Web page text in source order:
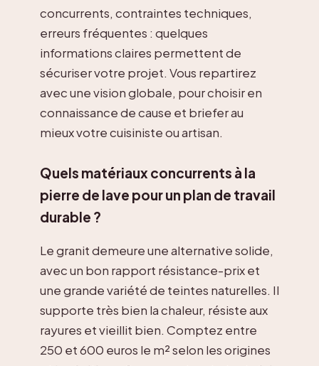
concurrents, contraintes techniques,
erreurs fréquentes : quelques
informations claires permettent de
sécuriser votre projet. Vous repartirez
avec une vision globale, pour choisir en
connaissance de cause et briefer au
mieux votre cuisiniste ou artisan.
Quels matériaux concurrents à la
pierre de lave pour un plan de travail
durable ?
Le granit demeure une alternative solide,
avec un bon rapport résistance-prix et
une grande variété de teintes naturelles. Il
supporte très bien la chaleur, résiste aux
rayures et vieillit bien. Comptez entre
250 et 600 euros le m² selon les origines